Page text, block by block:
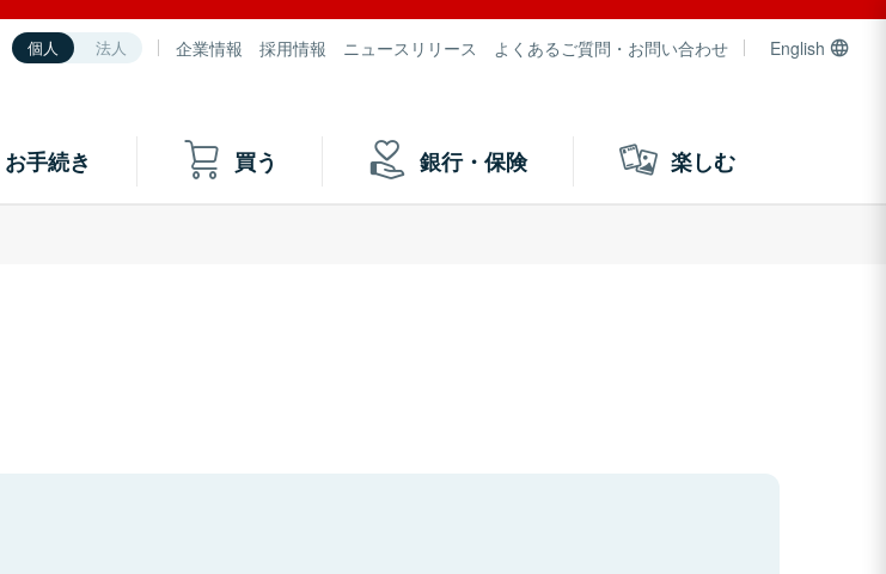
個人 法人 企業情報 採用情報 ニュースリリース よくあるご質問・お問い合わせ English
手続き 買う 銀行・保険 楽しむ